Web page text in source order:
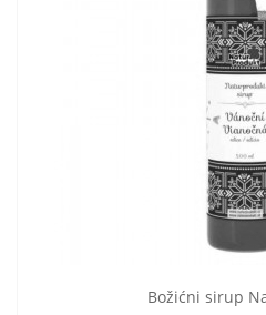
Božićni sirup